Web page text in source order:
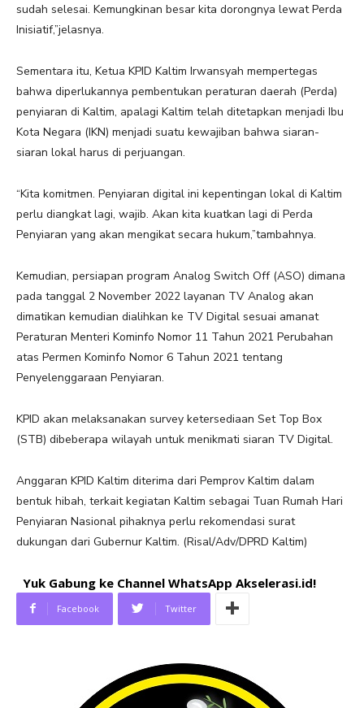
sudah selesai. Kemungkinan besar kita dorongnya lewat Perda
Inisiatif,”jelasnya.
Sementara itu, Ketua KPID Kaltim Irwansyah mempertegas
bahwa diperlukannya pembentukan peraturan daerah (Perda)
penyiaran di Kaltim, apalagi Kaltim telah ditetapkan menjadi Ibu
Kota Negara (IKN) menjadi suatu kewajiban bahwa siaran-
siaran lokal harus di perjuangan.
“Kita komitmen. Penyiaran digital ini kepentingan lokal di Kaltim
perlu diangkat lagi, wajib. Akan kita kuatkan lagi di Perda
Penyiaran yang akan mengikat secara hukum,”tambahnya.
Kemudian, persiapan program Analog Switch Off (ASO) dimana
pada tanggal 2 November 2022 layanan TV Analog akan
dimatikan kemudian dialihkan ke TV Digital sesuai amanat
Peraturan Menteri Kominfo Nomor 11 Tahun 2021 Perubahan
atas Permen Kominfo Nomor 6 Tahun 2021 tentang
Penyelenggaraan Penyiaran.
KPID akan melaksanakan survey ketersediaan Set Top Box
(STB) dibeberapa wilayah untuk menikmati siaran TV Digital.
Anggaran KPID Kaltim diterima dari Pemprov Kaltim dalam
bentuk hibah, terkait kegiatan Kaltim sebagai Tuan Rumah Hari
Penyiaran Nasional pihaknya perlu rekomendasi surat
dukungan dari Gubernur Kaltim. (Risal/Adv/DPRD Kaltim)
Yuk Gabung ke Channel WhatsApp Akselerasi.id!
Facebook Twitter